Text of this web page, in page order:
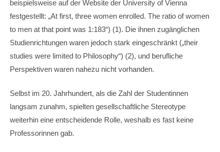
beispielsweise auf der Website der University of Vienna
festgestellt: „At first, three women enrolled. The ratio of women
to men at that point was 1:183“) (1). Die ihnen zugänglichen
Studienrichtungen waren jedoch stark eingeschränkt („their
studies were limited to Philosophy“) (2), und berufliche
Perspektiven waren nahezu nicht vorhanden.
Selbst im 20. Jahrhundert, als die Zahl der Studentinnen
langsam zunahm, spielten gesellschaftliche Stereotype
weiterhin eine entscheidende Rolle, weshalb es fast keine
Professorinnen gab.